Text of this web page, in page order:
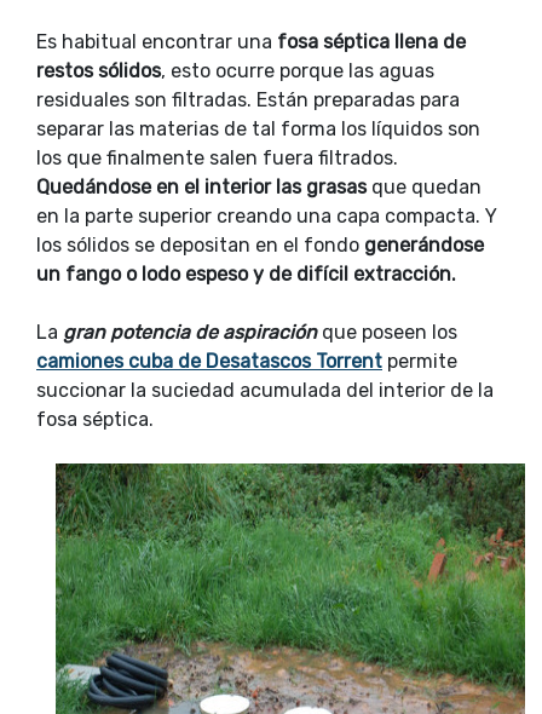
Es habitual encontrar una fosa séptica llena de
restos sólidos, esto ocurre porque las aguas
residuales son filtradas. Están preparadas para
separar las materias de tal forma los líquidos son
los que finalmente salen fuera filtrados.
Quedándose en el interior las grasasque quedan
en la parte superior creando una capa compacta. Y
los sólidos se depositan en el fondo generándose
un fango o lodo espeso y de difícil extracción.
La gran potencia de aspiraciónque poseen los
camiones cuba de Desatascos Torrent permite
succionar la suciedad acumulada del interior de la
fosa séptica.